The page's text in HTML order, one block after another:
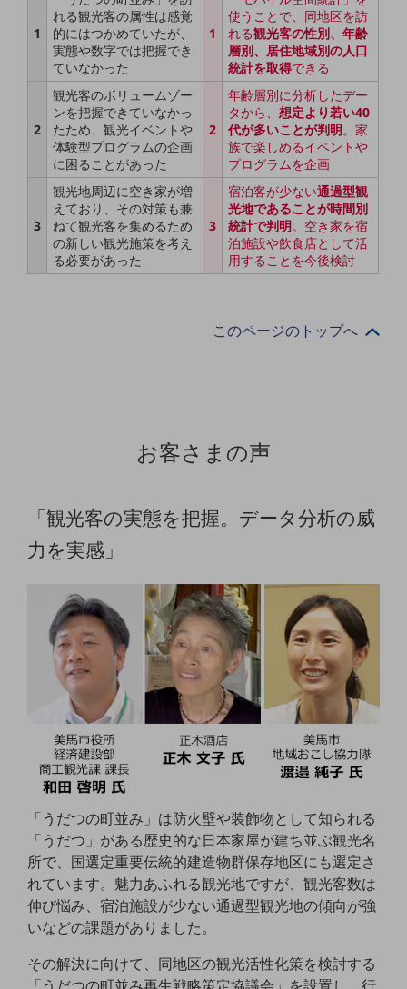
業種・業態で探すTOP
一次産業
医療・介護
モビリティ
製造・建設業
ビジネス向けスマートフォン
データ通信製品
ドコモケータイ
通信モジュール製品
衛星携帯電話
IOT完了済みメーカーブランド製品
ドコモBiz データ無制限 ドコモ MAX ドコモ mini ドコモBiz かけ放題
ケータイプラン
5Gデータプラス
データプラス
IoT向け回線料金
home5Gプラン
モバイルサービス
端末の一元管理
1
れる観光客の属性は感覚
的にはつかめていたが、
実態や数字では把握でき
ていなかった
1
使うことで、同地区を訪
れる観光客の性別、年齢
層別、居住地域別の人口
統計を取得できる
2
観光客のボリュームゾー
ンを把握できていなかっ
たため、観光イベントや
体験型プログラムの企画
に困ることがあった
2
年齢層別に分析したデー
タから、想定より若い40
代が多いことが判明。家
族で楽しめるイベントや
プログラムを企画
3
観光地周辺に空き家が増
えており、その対策も兼
ねて観光客を集めるため
の新しい観光施策を考え
る必要があった
3
宿泊客が少ない通過型観
光地であることが時間別
統計で判明。空き家を宿
泊施設や飲食店として活
用することを今後検討
このページのトップへ
お客さまの声
「観光客の実態を把握。データ分析の威
力を実感」
「うだつの町並み」は防火壁や装飾物として知られる
「うだつ」がある歴史的な日本家屋が建ち並ぶ観光名
所で、国選定重要伝統的建造物群保存地区にも選定さ
れています。魅力あふれる観光地ですが、観光客数は
伸び悩み、宿泊施設が少ない通過型観光地の傾向が強
いなどの課題がありました。
その解決に向けて、同地区の観光活性化策を検討する